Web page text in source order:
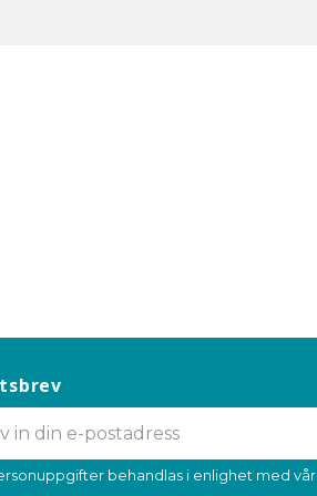
behandlas i enlighet med vår